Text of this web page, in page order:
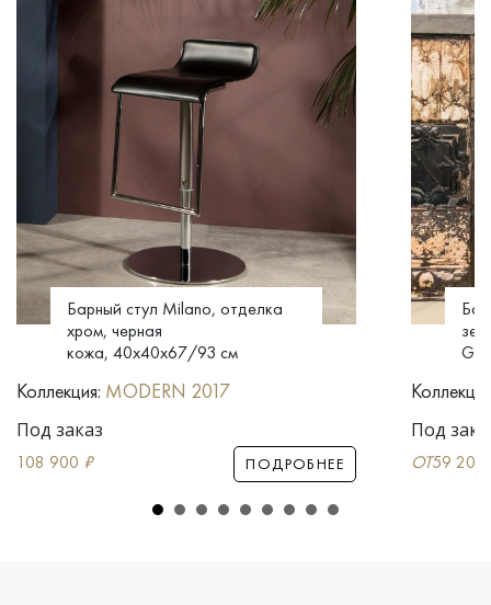
Барный стул Milano, отделка
хром, черная
кожа, 40x40x67/93 см
Коллекция: MODERN 2017
Под заказ
108 900 ₽ ПОДРОБНЕЕ
G,
Под
ОТ59 200